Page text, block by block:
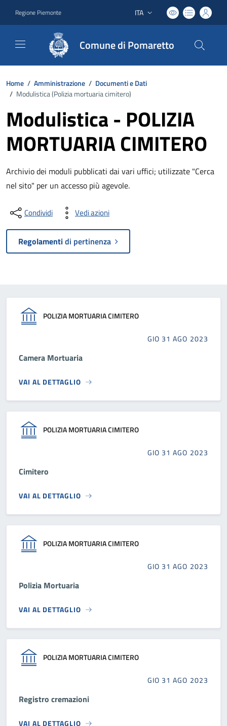
Regione Piemonte Lingua attiva:
ITA
Comune di Pomaretto
Home / Amministrazione / Documenti e Dati
/ Modulistica (Polizia mortuaria cimitero)
Modulistica - POLIZIA
MORTUARIA CIMITERO
Archivio dei moduli pubblicati dai vari uffici; utilizzate "Cerca
nel sito" per un accesso più agevole.
Condividi Vedi azioni
Regolamentidi pertinenza
POLIZIA MORTUARIA CIMITERO
GIO 31 AGO 2023
Camera Mortuaria
VAI AL DETTAGLIO
POLIZIA MORTUARIA CIMITERO
GIO 31 AGO 2023
Cimitero
VAI AL DETTAGLIO
POLIZIA MORTUARIA CIMITERO
GIO 31 AGO 2023
Polizia Mortuaria
VAI AL DETTAGLIO
POLIZIA MORTUARIA CIMITERO
GIO 31 AGO 2023
Registro cremazioni
VAI AL DETTAGLIO